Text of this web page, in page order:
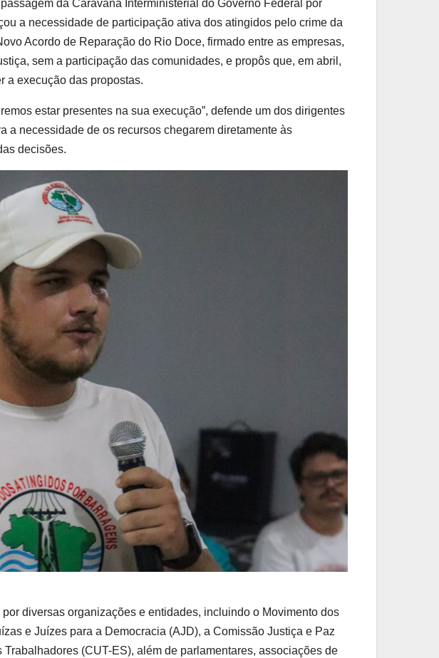
da Caravana Interministerial do Governo Federal por
a necessidade de participação ativa dos atingidos pelo crime da
Acordo de Reparação do Rio Doce, firmado entre as empresas,
sem a participação das comunidades, e propôs que, em abril,
a execução das propostas.
estar presentes na sua execução”, defende um dos dirigentes
a necessidade de os recursos chegarem diretamente às
decisões.
diversas organizações e entidades, incluindo o Movimento dos
e Juízes para a Democracia (AJD), a Comissão Justiça e Paz
(CUT-ES), além de parlamentares, associações de